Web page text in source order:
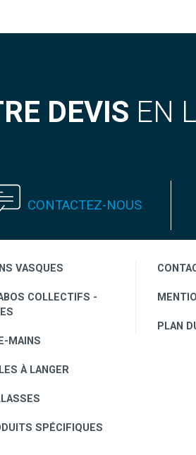
DEVIS EN
CONTACTEZ-NOUS
VASQUES
COLLECTIFS -
S
MAINS
À LANGER
SPÉCIFIQUES
PLAN